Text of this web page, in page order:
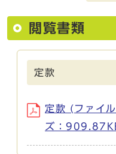
閲覧書類
定款
定款 (ファイ
ズ：